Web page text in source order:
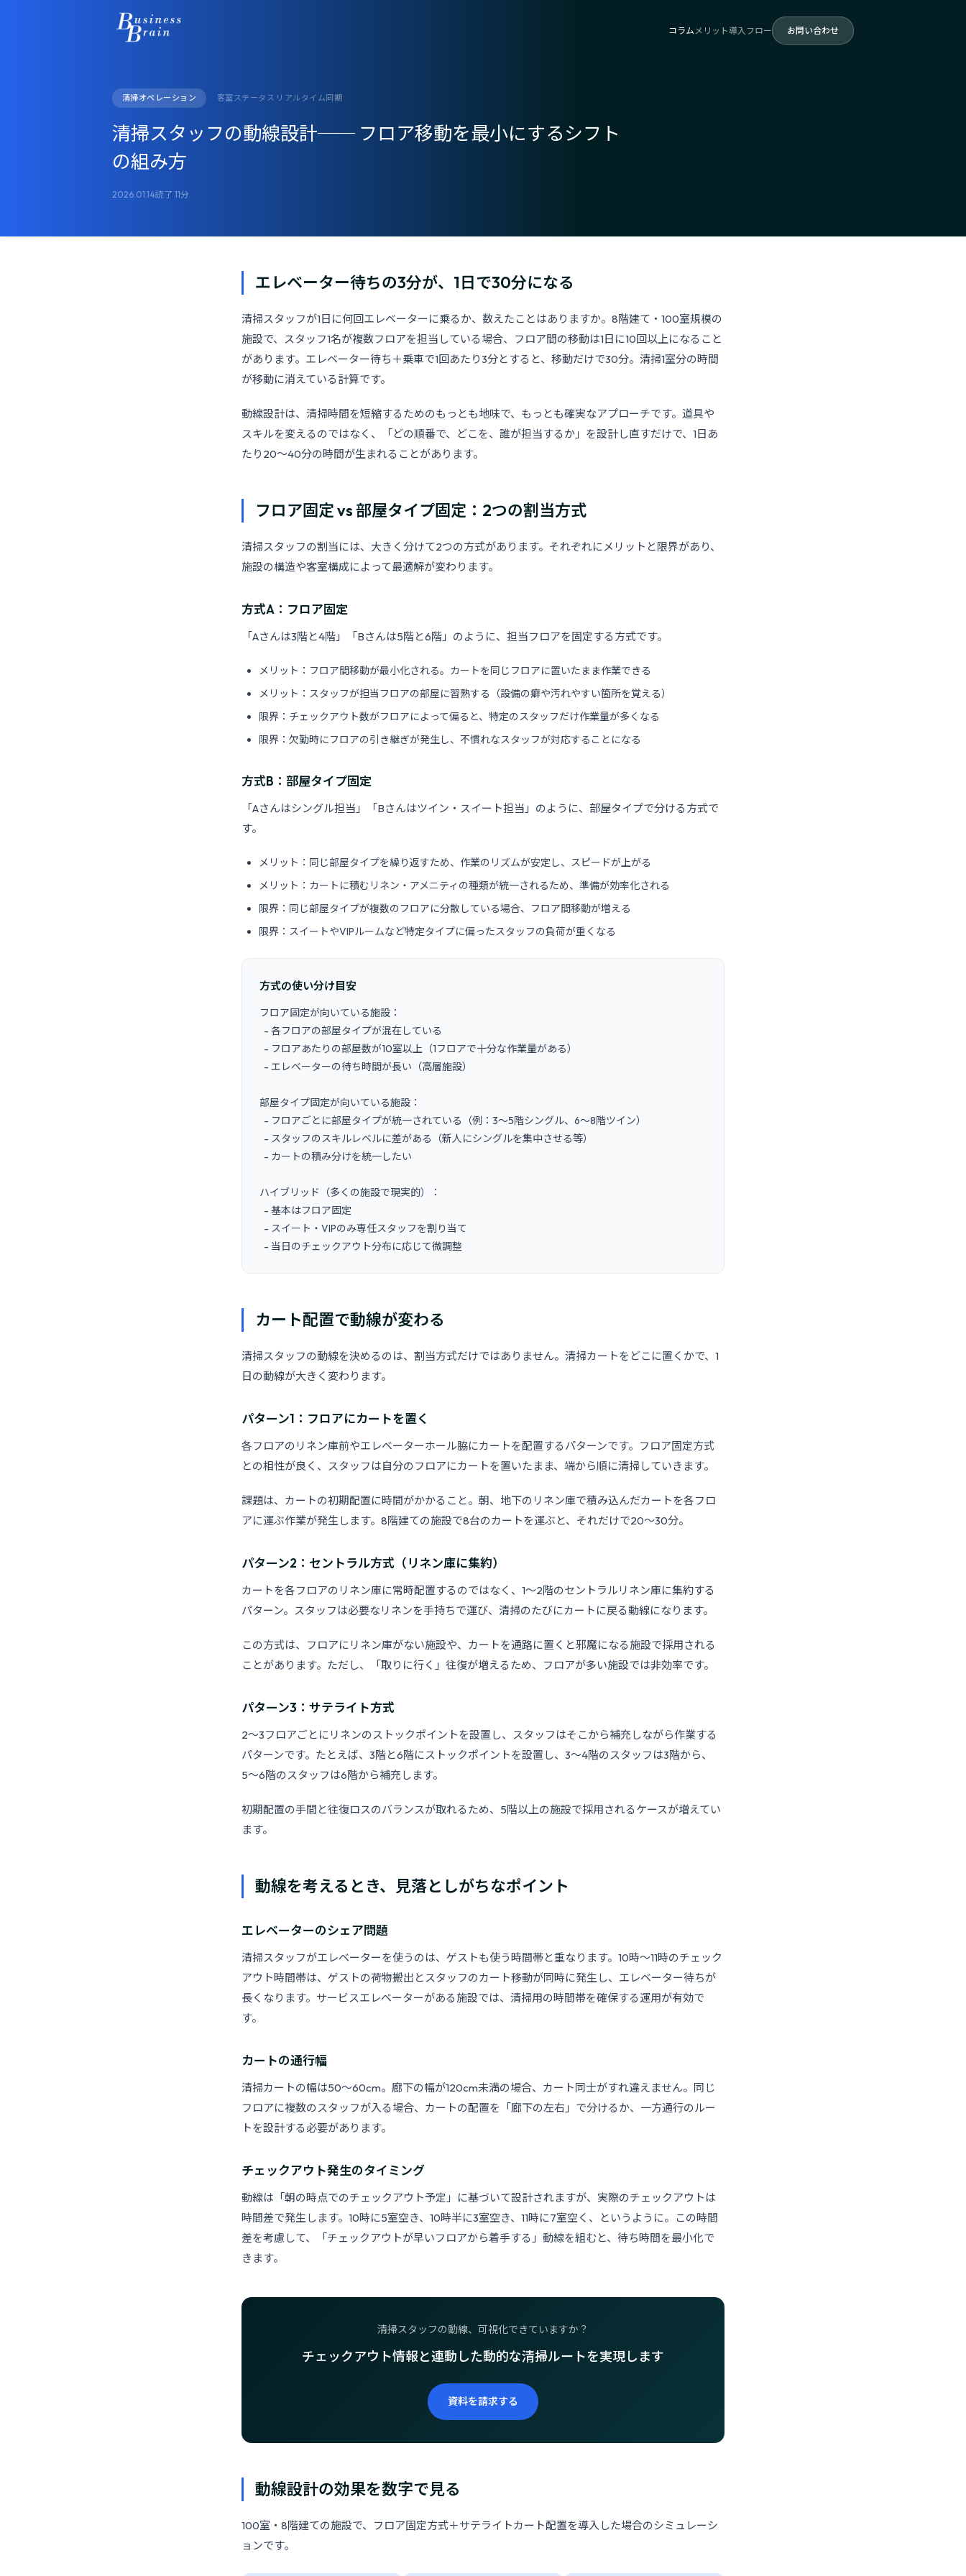
コラム メリット導入フロー お問い合わせ
清掃オペレーション 客室ステータス リアルタイム同期
清掃スタッフの動線設計── フロア移動を最小にするシフト
の組み方
2026.01.14読了 11分
エレベーター待ちの3分が、1日で30分になる
清掃スタッフが1日に何回エレベーターに乗るか、数えたことはありますか。8階建て・100室規模の
施設で、スタッフ1名が複数フロアを担当している場合、フロア間の移動は1日に10回以上になること
があります。エレベーター待ち＋乗車で1回あたり3分とすると、移動だけで30分。清掃1室分の時間
が移動に消えている計算です。
動線設計は、清掃時間を短縮するためのもっとも地味で、もっとも確実なアプローチです。道具や
スキルを変えるのではなく、「どの順番で、どこを、誰が担当するか」を設計し直すだけで、1日あ
たり20〜40分の時間が生まれることがあります。
フロア固定 vs 部屋タイプ固定：2つの割当方式
清掃スタッフの割当には、大きく分けて2つの方式があります。それぞれにメリットと限界があり、
施設の構造や客室構成によって最適解が変わります。
方式A：フロア固定
「Aさんは3階と4階」「Bさんは5階と6階」のように、担当フロアを固定する方式です。
メリット：フロア間移動が最小化される。カートを同じフロアに置いたまま作業できる
メリット：スタッフが担当フロアの部屋に習熟する（設備の癖や汚れやすい箇所を覚える）
限界：チェックアウト数がフロアによって偏ると、特定のスタッフだけ作業量が多くなる
限界：欠勤時にフロアの引き継ぎが発生し、不慣れなスタッフが対応することになる
方式B：部屋タイプ固定
「Aさんはシングル担当」「Bさんはツイン・スイート担当」のように、部屋タイプで分ける方式で
す。
メリット：同じ部屋タイプを繰り返すため、作業のリズムが安定し、スピードが上がる
メリット：カートに積むリネン・アメニティの種類が統一されるため、準備が効率化される
限界：同じ部屋タイプが複数のフロアに分散している場合、フロア間移動が増える
限界：スイートやVIPルームなど特定タイプに偏ったスタッフの負荷が重くなる
方式の使い分け目安
フロア固定が向いている施設：
部屋タイプ固定が向いている施設：
ハイブリッド（多くの施設で現実的）：
  - 当日のチェックアウト分布に応じて微調整
カート配置で動線が変わる
清掃スタッフの動線を決めるのは、割当方式だけではありません。清掃カートをどこに置くかで、1
日の動線が大きく変わります。
パターン1：フロアにカートを置く
各フロアのリネン庫前やエレベーターホール脇にカートを配置するパターンです。フロア固定方式
との相性が良く、スタッフは自分のフロアにカートを置いたまま、端から順に清掃していきます。
課題は、カートの初期配置に時間がかかること。朝、地下のリネン庫で積み込んだカートを各フロ
アに運ぶ作業が発生します。8階建ての施設で8台のカートを運ぶと、それだけで20〜30分。
パターン2：セントラル方式（リネン庫に集約）
カートを各フロアのリネン庫に常時配置するのではなく、1〜2階のセントラルリネン庫に集約する
パターン。スタッフは必要なリネンを手持ちで運び、清掃のたびにカートに戻る動線になります。
この方式は、フロアにリネン庫がない施設や、カートを通路に置くと邪魔になる施設で採用される
ことがあります。ただし、「取りに行く」往復が増えるため、フロアが多い施設では非効率です。
パターン3：サテライト方式
2〜3フロアごとにリネンのストックポイントを設置し、スタッフはそこから補充しながら作業する
パターンです。たとえば、3階と6階にストックポイントを設置し、3〜4階のスタッフは3階から、
5〜6階のスタッフは6階から補充します。
初期配置の手間と往復ロスのバランスが取れるため、5階以上の施設で採用されるケースが増えてい
ます。
動線を考えるとき、見落としがちなポイント
エレベーターのシェア問題
清掃スタッフがエレベーターを使うのは、ゲストも使う時間帯と重なります。10時〜11時のチェック
アウト時間帯は、ゲストの荷物搬出とスタッフのカート移動が同時に発生し、エレベーター待ちが
長くなります。サービスエレベーターがある施設では、清掃用の時間帯を確保する運用が有効で
す。
カートの通行幅
清掃カートの幅は50〜60cm。廊下の幅が120cm未満の場合、カート同士がすれ違えません。同じ
フロアに複数のスタッフが入る場合、カートの配置を「廊下の左右」で分けるか、一方通行のルー
トを設計する必要があります。
チェックアウト発生のタイミング
動線は「朝の時点でのチェックアウト予定」に基づいて設計されますが、実際のチェックアウトは
時間差で発生します。10時に5室空き、10時半に3室空き、11時に7室空く、というように。この時間
差を考慮して、「チェックアウトが早いフロアから着手する」動線を組むと、待ち時間を最小化で
きます。
清掃スタッフの動線、可視化できていますか？
チェックアウト情報と連動した動的な清掃ルートを実現します
資料を請求する
動線設計の効果を数字で見る
100室・8階建ての施設で、フロア固定方式＋サテライトカート配置を導入した場合のシミュレーシ
ョンです。